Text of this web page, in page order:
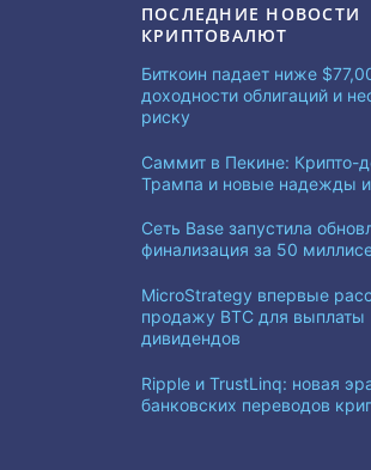
ПОСЛЕДНИЕ НОВОСТИ
КРИПТОВАЛЮТ
Биткоин падает ниже
доходности облигаций и
риску
Саммит в Пекине: Крипто-
Трампа и новые надежды
Сеть Base запустила
финализация за 50
MicroStrategy впервые
продажу BTC для выплаты
дивидендов
Ripple и TrustLinq: новая
банковских переводов